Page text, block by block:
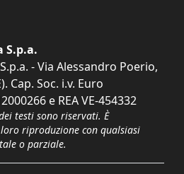
S.p.a.
- Via Alessandro Poerio,
Cap. Soc. i.v. Euro
e REA VE-454332
testi sono riservati. È
riproduzione con qualsiasi
o parziale.